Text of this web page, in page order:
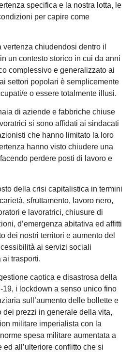
specifica e la nostra lotta, le
per capire come
chiudendosi dentro il
un contesto storico in cui da anni
complessivo e generalizzato ai
settori popolari è semplicemente
e o essere totalmente illusi.
di aziende e fabbriche chiuse
si sono affidati ai sindacati
che hanno limitato la loro
hanno visto chiudere una
perdere posti di lavoro e
della crisi capitalistica in termini
sfruttamento, lavoro nero,
e lavoratrici, chiusure di
d’emergenza abitativa ed affitti
dei nostri territori e aumento del
ai servizi sociali
trasporti.
caotica e disastrosa della
i lockdown a senso unico fino
sull’aumento delle bollette e
dei prezzi in generale della vita,
militare imperialista con la
spesa militare aumentata a
all’ulteriore conflitto che si